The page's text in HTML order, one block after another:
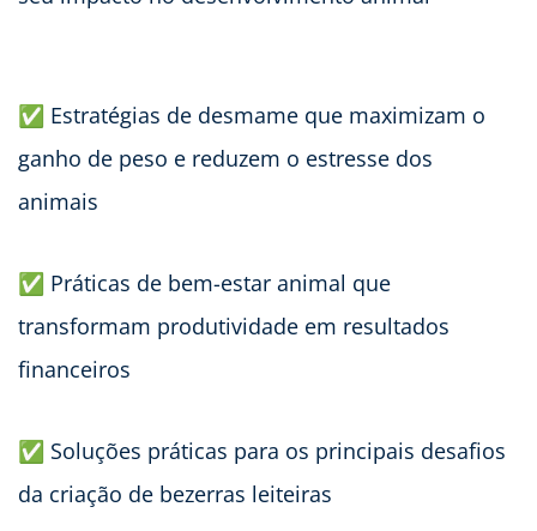
✅ Estratégias de desmame que maximizam o
ganho de peso e reduzem o estresse dos
animais
✅ Práticas de bem-estar animal que
transformam produtividade em resultados
financeiros
✅ Soluções práticas para os principais desafios
da criação de bezerras leiteiras